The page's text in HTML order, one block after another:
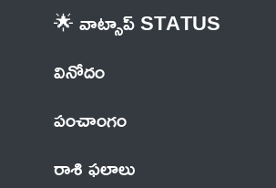
🌟 వాట్సాప్ STATUS
వినోదం
పంచాంగం
రాశి ఫలాలు